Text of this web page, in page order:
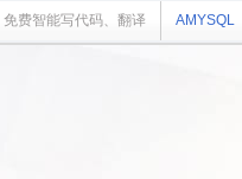
免费智能写代码、翻译 AMYSQL